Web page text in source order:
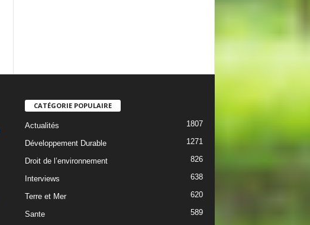
CATÉGORIE POPULAIRE
Actualités 1807
Développement Durable 1271
Droit de l’environnement 826
Interviews 638
Terre et Mer 620
Sante 589